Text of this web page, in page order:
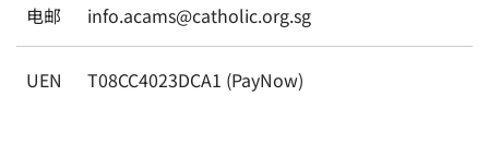
电邮 info.acams@catholic.org.sg
UEN T08CC4023DCA1 (PayNow)